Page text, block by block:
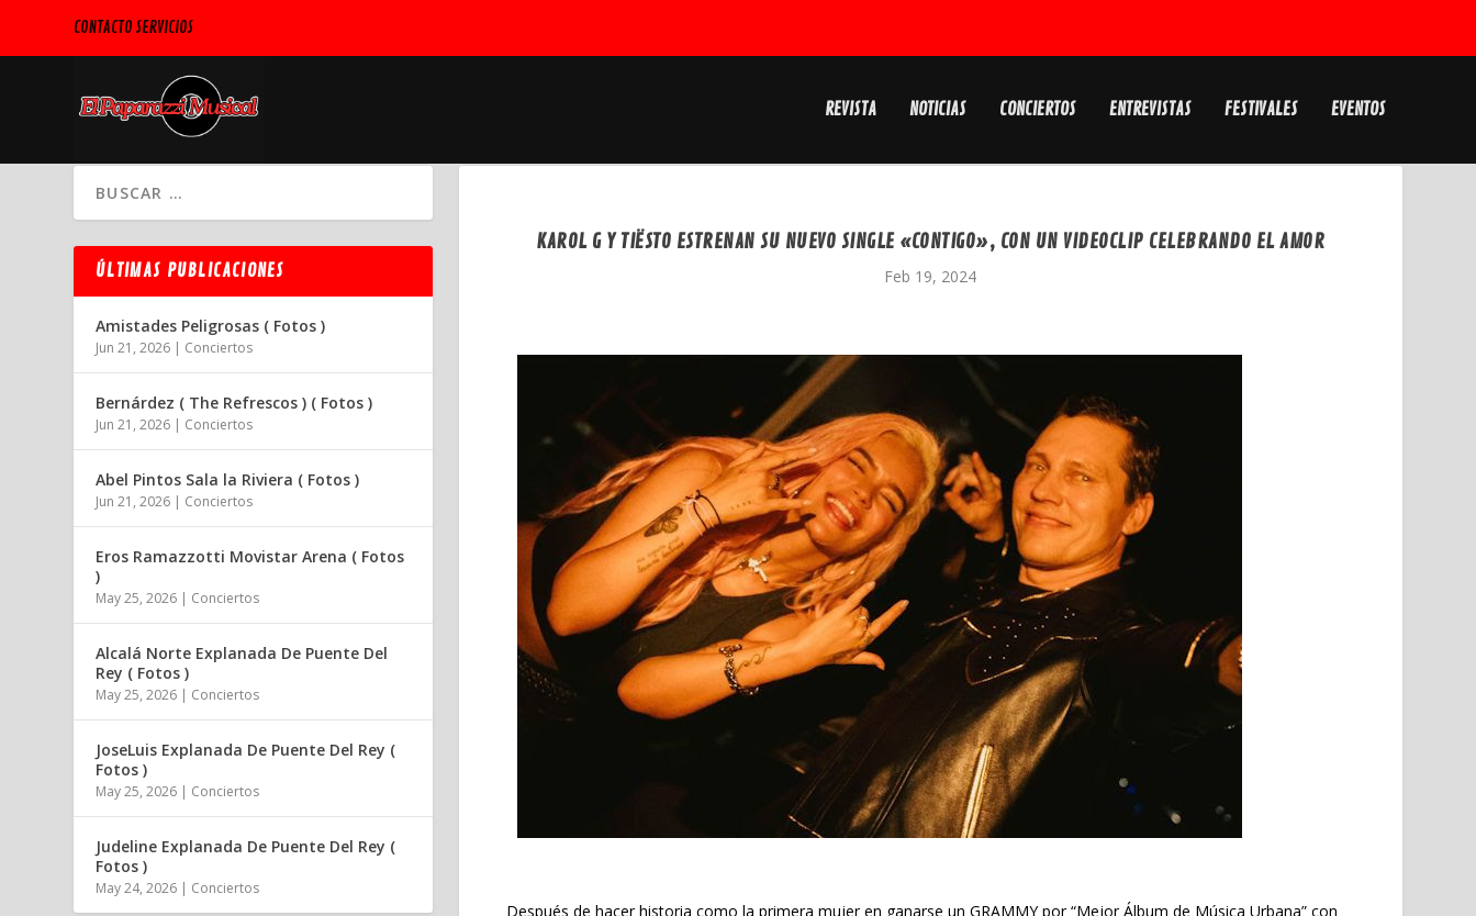
CONTACTO SERVICIOS
REVISTA NOTICIAS CONCIERTOS ENTREVISTAS FESTIVALES EVENTOS
KAROL G Y TIËSTO ESTRENAN SU NUEVO SINGLE «CONTIGO», CON UN VIDEOCLIP CELEBRANDO EL AMOR
Feb 19, 2024
Después de hacer historia como la primera mujer en ganarse un GRAMMY por “Mejor Álbum de Música Urbana” con
ÚLTIMAS PUBLICACIONES
Amistades Peligrosas ( Fotos )
Jun 21, 2026 | Conciertos
Bernárdez ( The Refrescos ) ( Fotos )
Jun 21, 2026 | Conciertos
Abel Pintos Sala la Riviera ( Fotos )
Jun 21, 2026 | Conciertos
Eros Ramazzotti Movistar Arena ( Fotos
)
May 25, 2026 | Conciertos
Alcalá Norte Explanada De Puente Del
Rey ( Fotos )
May 25, 2026 | Conciertos
JoseLuis Explanada De Puente Del Rey (
Fotos )
May 25, 2026 | Conciertos
Judeline Explanada De Puente Del Rey (
Fotos )
May 24, 2026 | Conciertos